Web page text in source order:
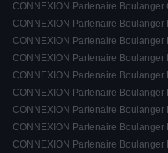
CONNEXION Partenaire Boulanger
CONNEXION Partenaire Boulanger
CONNEXION Partenaire Boulanger
CONNEXION Partenaire Boulanger
CONNEXION Partenaire Boulanger
CONNEXION Partenaire Boulanger
CONNEXION Partenaire Boulanger
CONNEXION Partenaire Boulanger
CONNEXION Partenaire Boulanger